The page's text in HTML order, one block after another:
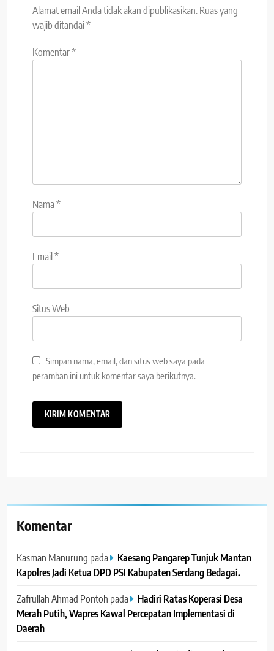
Alamat email Anda tidak akan dipublikasikan. Ruas yang
wajib ditandai*
Komentar*
Nama*
Email *
Situs Web
Simpan nama, email, dan situs web saya pada
peramban ini untuk komentar saya berikutnya.
Komentar
Kasman Manurung pada
Kaesang Pangarep Tunjuk Mantan
Kapolres Jadi Ketua DPD PSI Kabupaten Serdang Bedagai. ‎ ‎
Zafrullah Ahmad Pontoh pada
Hadiri Ratas Koperasi Desa
Merah Putih, Wapres Kawal Percepatan Implementasi di
Daerah